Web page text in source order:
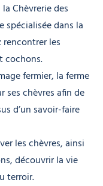
Chèvrerie des
spécialisée dans la
les
cochons.
fermier, la ferme
ses chèvres afin de
d’un savoir-faire
les chèvres, ainsi
découvrir la vie
terroir.